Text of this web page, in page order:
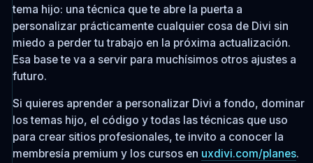
tema hijo: una técnica que te abre la puerta a
personalizar prácticamente cualquier cosa de Divi sin
miedo a perder tu trabajo en la próxima actualización.
Esa base te va a servir para muchísimos otros ajustes a
futuro.
Si quieres aprender a personalizar Divi a fondo, dominar
los temas hijo, el código y todas las técnicas que uso
para crear sitios profesionales, te invito a conocer la
membresía premium y los cursos en uxdivi.com/planes.